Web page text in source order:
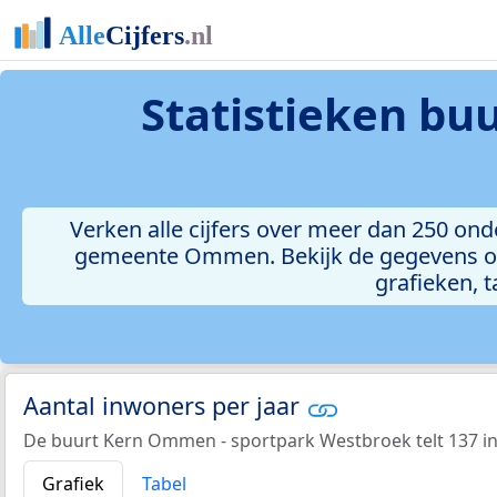
Statistieken
Verken alle cijfers over meer dan 250
gemeente Ommen. Bekijk de gegevens
grafieken,
Aantal inwoners per jaar
De buurt Kern Ommen - sportpark Westbroek telt 137
Grafiek
Tabel